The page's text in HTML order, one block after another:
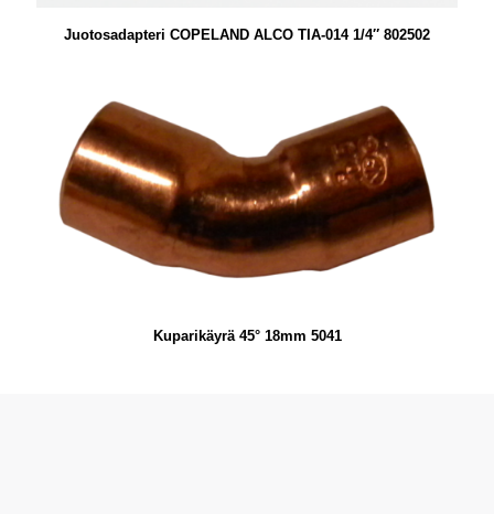
Juotosadapteri COPELAND ALCO TIA-014 1/4″ 802502
Kuparikäyrä 45° 18mm 5041